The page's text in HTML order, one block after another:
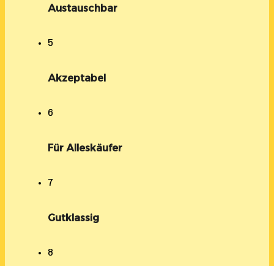
Austauschbar
5
Akzeptabel
6
Für Alleskäufer
7
Gutklassig
8